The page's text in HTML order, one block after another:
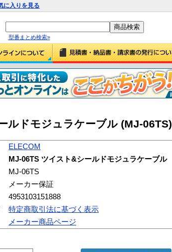
に入りを見る
型番まとめ検索»
ルドモジュラケーブル (MJ-06TS)
ELECOM
MJ-06TS ツイスト&シールドモジュラケーブル
MJ-06TS
メーカー保証
4953103151888
特定商取引法に基づく表示
メーカー商品ページ